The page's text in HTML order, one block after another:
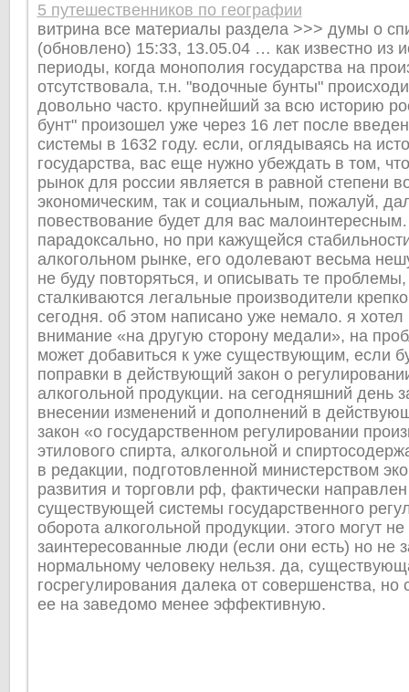
5 путешественников по географии
витрина все материалы раздела >>> думы о
(обновлено) 15:33, 13.05.04 … как известно из
периоды, когда монополия государства на
отсутствовала, т.н. "водочные бунты"
довольно часто. крупнейший за всю историю
бунт" произошел уже через 16 лет после
системы в 1632 году. если, оглядываясь на
государства, вас еще нужно убеждать в том,
рынок для россии является в равной степени
экономическим, так и социальным, пожалуй,
повествование будет для вас
парадоксально, но при кажущейся
алкогольном рынке, его одолевают весьма
не буду повторяться, и описывать те
сталкиваются легальные производители
сегодня. об этом написано уже немало. я
внимание «на другую сторону медали», на
может добавиться к уже существующим, если
поправки в действующий закон о
алкогольной продукции. на сегодняшний день
внесении изменений и дополнений в
закон «о государственном регулировании
этилового спирта, алкогольной и
в редакции, подготовленной министерством
развития и торговли рф, фактически
существующей системы государственного
оборота алкогольной продукции. этого могут не
заинтересованные люди (если они есть) но не
нормальному человеку нельзя. да,
госрегулирования далека от совершенства, но
ее на заведомо менее эффективную.